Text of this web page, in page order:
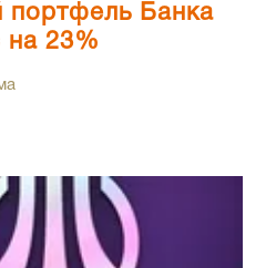
портфель Банка
на 23%